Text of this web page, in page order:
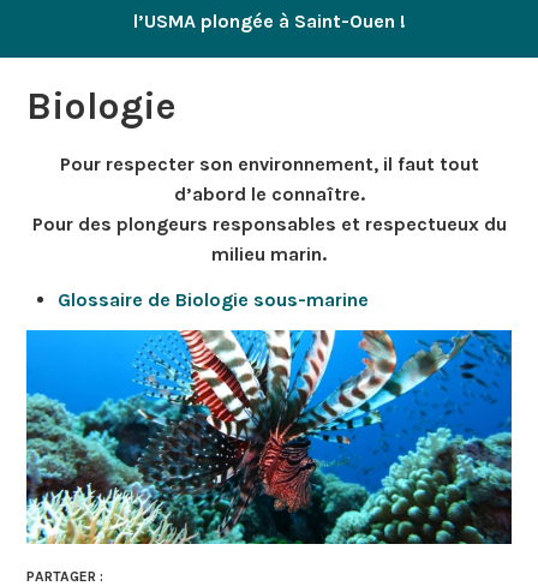
l’USMA plongée à Saint-Ouen !
Biologie
Pour respecter son environnement, il faut tout
d’abord le connaître.
Pour des plongeurs responsables et respectueux du
milieu marin.
Glossaire de Biologie sous-marine
PARTAGER :